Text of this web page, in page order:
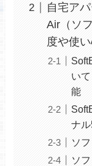
自宅ア
Air（ソ
度や使
い
能
ナル
ソ
ソ